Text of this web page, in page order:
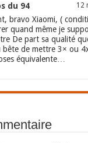
du 94 12
bravo Xiaomi, (
quand même je
De part sa qualité
bête de mettre 3× ou
équivalente…